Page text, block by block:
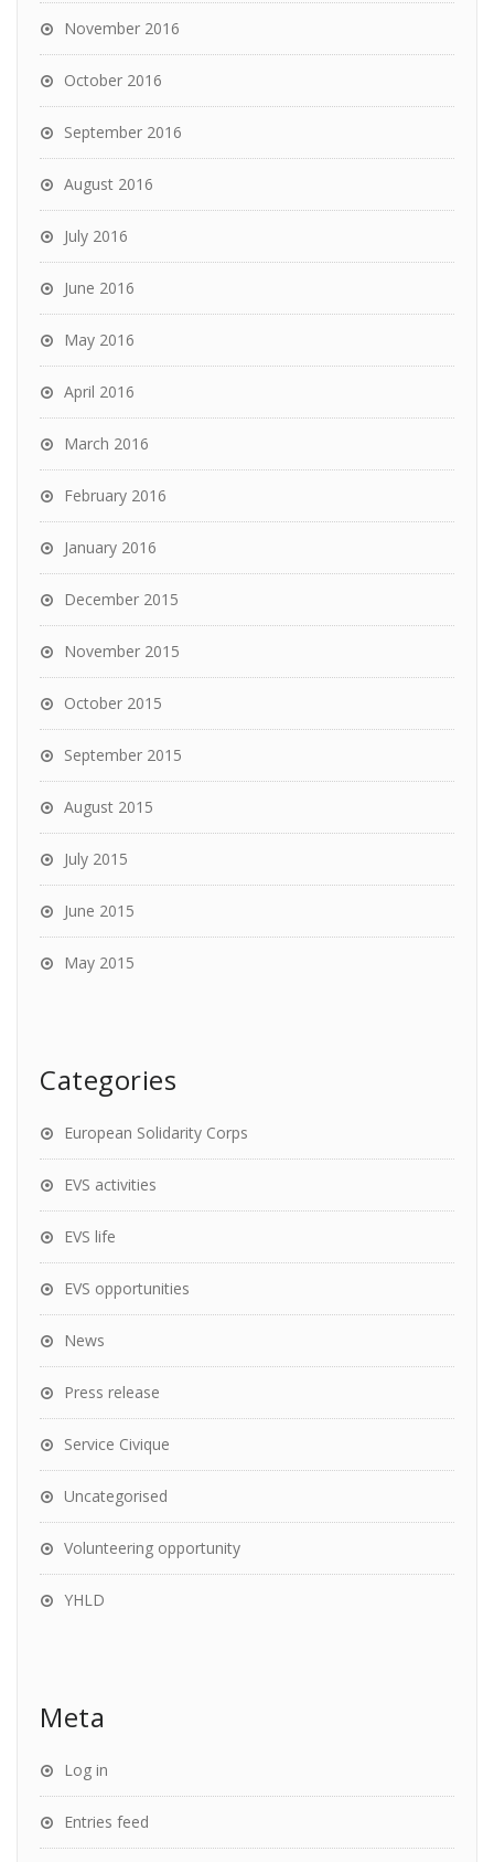
November 2016
October 2016
September 2016
August 2016
July 2016
June 2016
May 2016
April 2016
March 2016
February 2016
January 2016
December 2015
November 2015
October 2015
September 2015
August 2015
July 2015
June 2015
May 2015
Categories
European Solidarity Corps
EVS activities
EVS life
EVS opportunities
News
Press release
Service Civique
Uncategorised
Volunteering opportunity
YHLD
Meta
Log in
Entries feed